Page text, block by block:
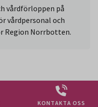
vårdförloppen på
vårdpersonal och
Region Norrbotten.
KONTAKTA OSS